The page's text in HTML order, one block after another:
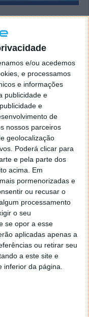
e/ou acedemos
e processamos
e informações
publicidade e
e
de
nossos parceiros
geolocalização
Poderá clicar para
e pela parte dos
acima. Em
pormenorizadas e
ou recusar o
processamento
o seu
se opor a esse
aplicadas apenas a
ou retirar seu
a este site e
da página.
e que a
próximos
o problema,
a instalação do
com este cenário.
que a
dos seus
culpa do Internet
ter desaparecido
11.
um ano
Notícias